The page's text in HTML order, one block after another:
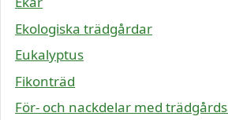
Ekologiska trädgårdar
Eukalyptus
Fikonträd
För- och nackdelar med